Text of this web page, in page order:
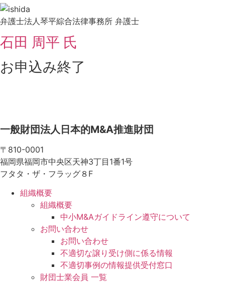
弁護士法人琴平綜合法律事務所 弁護士
石田 周平 氏
お申込み終了
一般財団法人 日本的M&A推進財団
〒810-0001
福岡県福岡市中央区天神3丁目1番1号
フタタ・ザ・フラッグ８F
組織概要
組織概要
中小M&Aガイドライン遵守について
お問い合わせ
お問い合わせ
不適切な譲り受け側に係る情報
不適切事例の情報提供受付窓口
財団士業会員 一覧